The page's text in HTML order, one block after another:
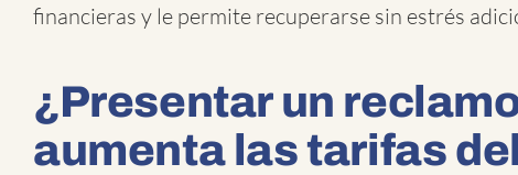
financieras y le permite recuperarse sin estrés
¿Presentar un
aumenta las tarifas